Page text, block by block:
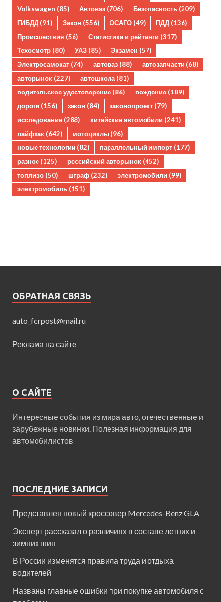
Volkswagen (85) Автоваз (706) Безопасность (209)
ГИБДД (91) Закон (556) ОСАГО (49) ПДД (136)
Происшествия (56) Статистика и рейтинги (317)
Техосмотр (80) УАЗ (85) Экзамен (57)
Электросамокат (74) автоваз (88) автозапчасти (68)
авторынок (227) автошкола(81)
водительское удостоверение (86) вождение (189)
дороги (156) закон (84) законопроект (79)
исследование (288) китайские автомобили (241)
лайфхак (642) мотоциклы (96)
новые технологии (82) параллельный импорт (177)
разное (125) российский авторынок (452)
топливо (50) штраф (232) электромобили (99)
электромобиль (151)
ОБРАТНАЯ СВЯЗЬ
auto_forpost@mail.ru
Реклама на сайте
О САЙТЕ
Интересные события из мира авто, отечественные и
зарубежные новинки. Полезная информация для
автомобилистов.
ПОСЛЕДНИЕ ЗАПИСИ
Представлен новый кроссовер Mercedes-Benz GLA
Эксперт рассказал о различиях в составе летних и
зимних шин
В России изменятся правила труда и отдыха
водителей
Названы главные ошибки при покупке автомобиля с